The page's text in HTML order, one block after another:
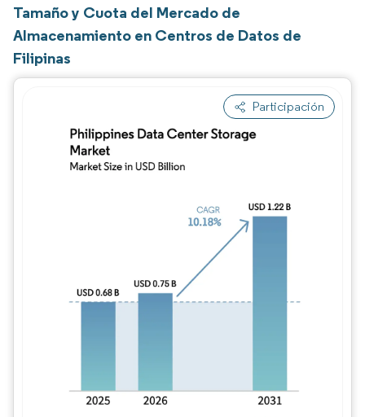
Tamaño y Cuota del Mercado de
Almacenamiento en Centros de Datos de
Filipinas
Participación
Imagen © Mordor Intelligence. El uso